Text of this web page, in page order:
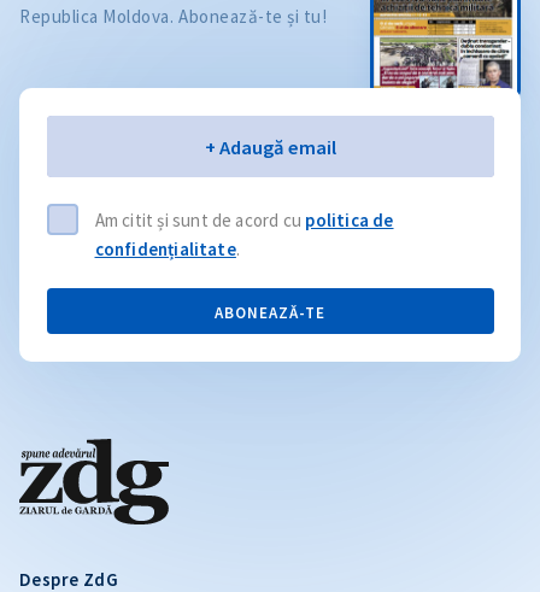
Despre ZdG
Republica Moldova. Abonează-te și tu!
+ Adaugă email
Am citit și sunt de acord cu politica de
confidențialitate.
ABONEAZĂ-TE